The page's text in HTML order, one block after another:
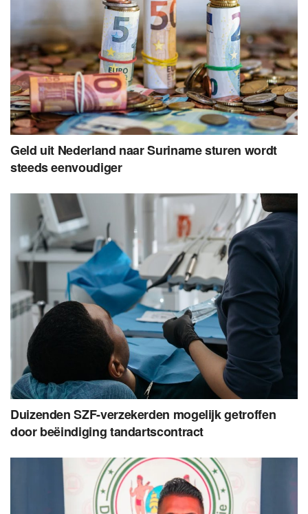
Geld uit Nederland naar Suriname sturen wordt
steeds eenvoudiger
Duizenden SZF-verzekerden mogelijk getroffen
door beëindiging tandartscontract